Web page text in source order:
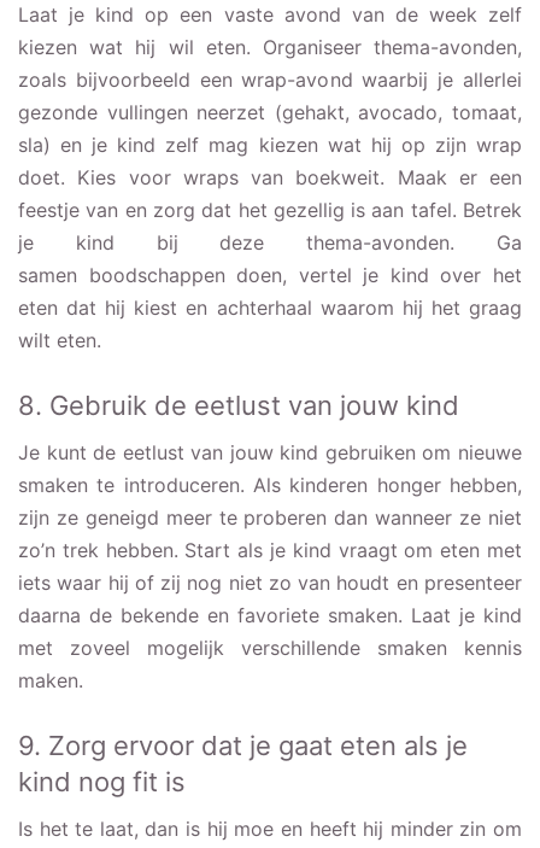
Laat je kind op een vaste avond van de week zelf
kiezen wat hij wil eten. Organiseer thema-avonden,
zoals bijvoorbeeld een wrap-avond waarbij je allerlei
gezonde vullingen neerzet (gehakt, avocado, tomaat,
sla) en je kind zelf mag kiezen wat hij op zijn wrap
doet. Kies voor wraps van boekweit. Maak er een
feestje van en zorg dat het gezellig is aan tafel. Betrek
je kind bij deze thema-avonden. Ga
samen boodschappen doen, vertel je kind over het
eten dat hij kiest en achterhaal waarom hij het graag
wilt eten.
8. Gebruik de eetlust van jouw kind
Je kunt de eetlust van jouw kind gebruiken om nieuwe
smaken te introduceren. Als kinderen honger hebben,
zijn ze geneigd meer te proberen dan wanneer ze niet
zo’n trek hebben. Start als je kind vraagt om eten met
iets waar hij of zij nog niet zo van houdt en presenteer
daarna de bekende en favoriete smaken. Laat je kind
met zoveel mogelijk verschillende smaken kennis
maken.
9. Zorg ervoor dat je gaat eten als je
kind nog fit is
Is het te laat, dan is hij moe en heeft hij minder zin om